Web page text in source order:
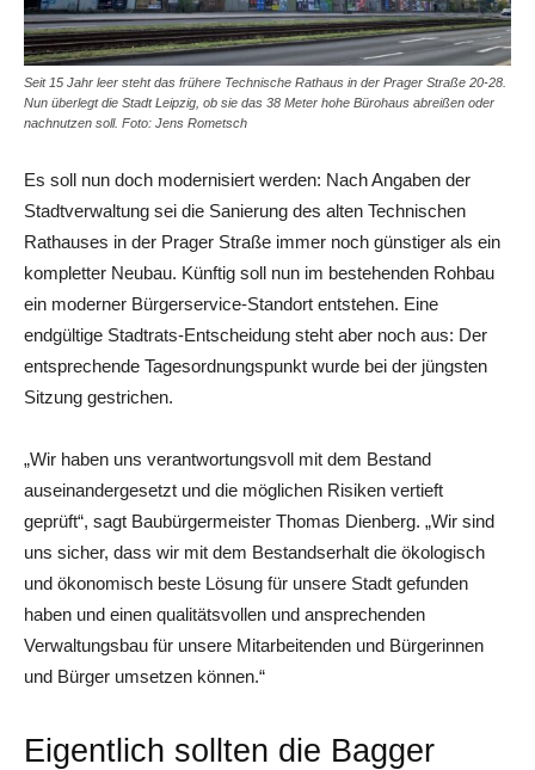
Seit 15 Jahr leer steht das frühere Technische Rathaus in der Prager Straße 20-28.
Nun überlegt die Stadt Leipzig, ob sie das 38 Meter hohe Bürohaus abreißen oder
nachnutzen soll. Foto: Jens Rometsch
Es soll nun doch modernisiert werden: Nach Angaben der
Stadtverwaltung sei die Sanierung des alten Technischen
Rathauses in der Prager Straße immer noch günstiger als ein
kompletter Neubau. Künftig soll nun im bestehenden Rohbau
ein moderner Bürgerservice-Standort entstehen. Eine
endgültige Stadtrats-Entscheidung steht aber noch aus: Der
entsprechende Tagesordnungspunkt wurde bei der jüngsten
Sitzung gestrichen.
„Wir haben uns verantwortungsvoll mit dem Bestand
auseinandergesetzt und die möglichen Risiken vertieft
geprüft“, sagt Baubürgermeister Thomas Dienberg. „Wir sind
uns sicher, dass wir mit dem Bestandserhalt die ökologisch
und ökonomisch beste Lösung für unsere Stadt gefunden
haben und einen qualitätsvollen und ansprechenden
Verwaltungsbau für unsere Mitarbeitenden und Bürgerinnen
und Bürger umsetzen können.“
Eigentlich sollten die Bagger